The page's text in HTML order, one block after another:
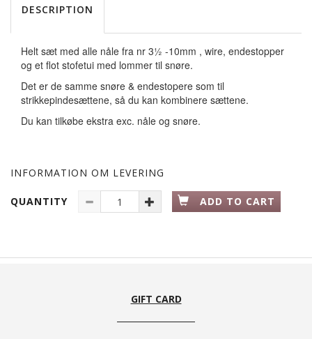
DESCRIPTION
Helt sæt med alle nåle fra nr 3½ -10mm , wire, endestopper
og et flot stofetui med lommer til snøre.
Det er de samme snøre & endestopere som til
strikkepindesættene, så du kan kombinere sættene.
Du kan tilkøbe ekstra exc. nåle og snøre.
INFORMATION OM LEVERING
QUANTITY ADD TO CART
GIFT CARD